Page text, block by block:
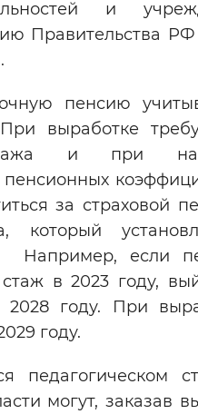
настройки
и
Правительства
пенсию
выработке
стажа и при
пенсионных
за страховой
который
Например, если
в 2023 году,
году. При
году.
педагогическом
могут, заказав